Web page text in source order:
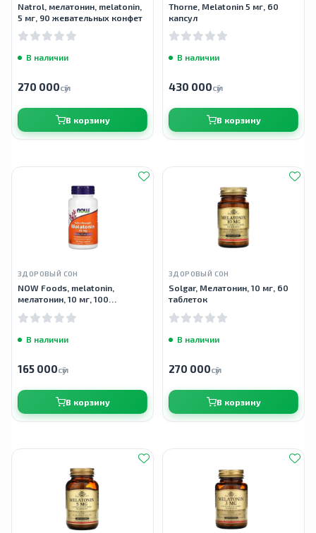
Natrol, мелатонин, melatonin,
5 мг, 90 жевательных конфет
В наличии
270 000сӯм
В корзину
Thorne, Melatonin 5 мг, 60
капсул
В наличии
430 000сӯм
В корзину
ЗДОРОВЫЙ СОН
NOW Foods, melatonin,
мелатонин, 10 мг, 100
В наличии
165 000сӯм
В корзину
ЗДОРОВЫЙ СОН
Solgar, Мелатонин, 10 мг, 60
таблеток
В наличии
270 000сӯм
В корзину